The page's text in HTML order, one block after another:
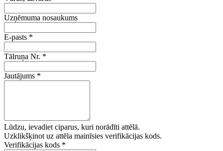
Uzņēmuma nosaukums
E-pasts *
Tālruņa Nr. *
Jautājums *
Lūdzu, ievadiet ciparus, kuri norādīti attēlā.
Uzklikšķinot uz attēla mainīsies verifikācijas kods.
Verifikācijas kods *